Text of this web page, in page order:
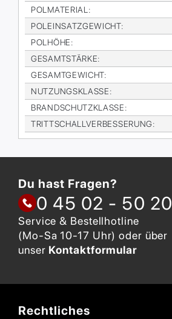
POL­MA­TE­RI­AL:
POL­EIN­SATZ­GE­WICHT:
POL­HÖ­HE:
GE­SAMT­STÄR­KE:
GE­SAMT­GE­WICHT:
NUT­ZUNGS­KLAS­SE:
BRAND­SCHUTZ­KLAS­SE:
TRITT­SCHALL­VER­BES­SE­RUNG:
Du hast Fragen?
0 45 02 - 50 20
Service & Bestellhotline
(Mo-Sa 10-17 Uhr) oder über
unser Kontaktformular
Rechtliches